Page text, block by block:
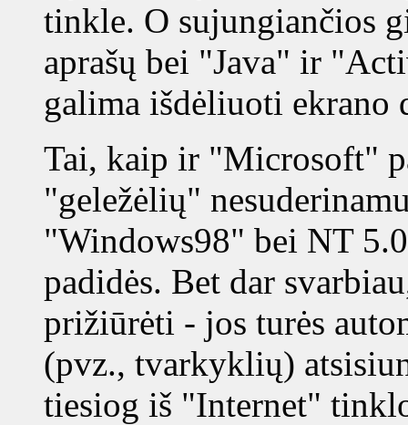
tinkle. O sujungiančios
aprašų bei "Java" ir
galima išdėliuoti ekrano
Tai, kaip ir "Microsoft"
"geležėlių"
"Windows98" bei NT
padidės. Bet dar
prižiūrėti - jos turės
(pvz., tvarkyklių)
tiesiog iš "Internet"